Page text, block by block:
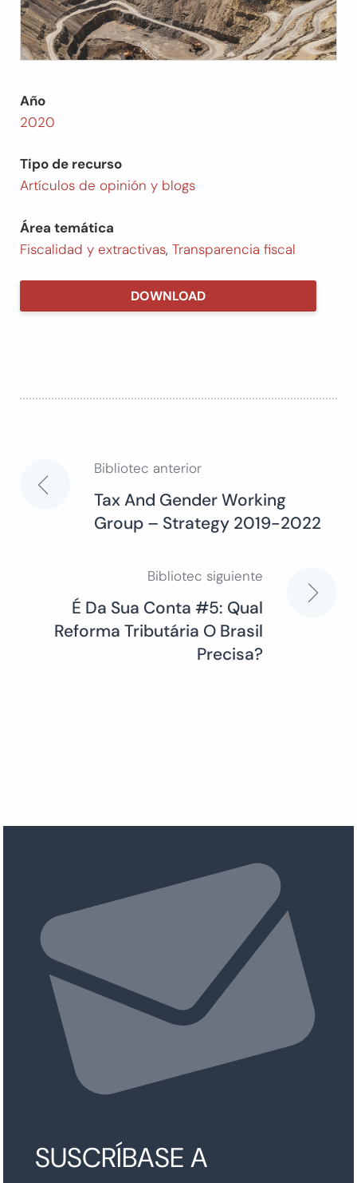
Año
2020
Tipo de recurso
Artículos de opinión y blogs
Área temática
Fiscalidad y extractivas, Transparencia fiscal
DOWNLOAD
Navegación
Bibliotec anterior
Tax And Gender Working
Group – Strategy 2019-2022
Bibliotec siguiente
É Da Sua Conta #5: Qual
Reforma Tributária O Brasil
Precisa?
SUSCRÍBASE A